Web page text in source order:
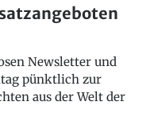
Newsletter und
pünktlich zur
aus der Welt der